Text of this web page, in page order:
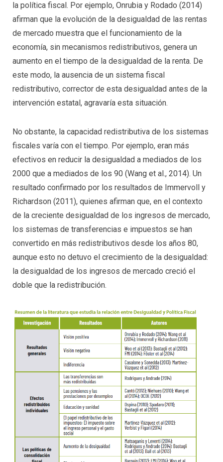
la política fiscal. Por ejemplo, Onrubia y Rodado (2014)
afirman que la evolución de la desigualdad de las rentas
de mercado muestra que el funcionamiento de la
economía, sin mecanismos redistributivos, genera un
aumento en el tiempo de la desigualdad de la renta. De
este modo, la ausencia de un sistema fiscal
redistributivo, corrector de esta desigualdad antes de la
intervención estatal, agravaría esta situación.
No obstante, la capacidad redistributiva de los sistemas
fiscales varía con el tiempo. Por ejemplo, eran más
efectivos en reducir la desigualdad a mediados de los
2000 que a mediados de los 90 (Wang et al., 2014). Un
resultado confirmado por los resultados de Immervoll y
Richardson (2011), quienes afirman que, en el contexto
de la creciente desigualdad de los ingresos de mercado,
los sistemas de transferencias e impuestos se han
convertido en más redistributivos desde los años 80,
aunque esto no detuvo el crecimiento de la desigualdad:
la desigualdad de los ingresos de mercado creció el
doble que la redistribución.